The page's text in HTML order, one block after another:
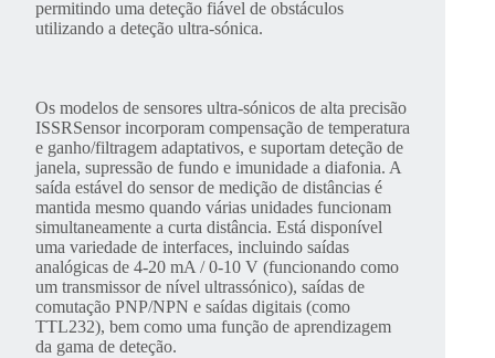
permitindo uma deteção fiável de obstáculos
utilizando a deteção ultra-sónica.
Os modelos de sensores ultra-sónicos de alta precisão
ISSRSensor incorporam compensação de temperatura
e ganho/filtragem adaptativos, e suportam deteção de
janela, supressão de fundo e imunidade a diafonia. A
saída estável do sensor de medição de distâncias é
mantida mesmo quando várias unidades funcionam
simultaneamente a curta distância. Está disponível
uma variedade de interfaces, incluindo saídas
analógicas de 4-20 mA / 0-10 V (funcionando como
um transmissor de nível ultrassónico), saídas de
comutação PNP/NPN e saídas digitais (como
TTL232), bem como uma função de aprendizagem
da gama de deteção.